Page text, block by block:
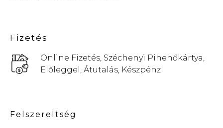
Felszereltség
Fizetés
Online Fizetés, Széchenyi Pihenőkártya,
Előleggel, Átutalás, Készpénz